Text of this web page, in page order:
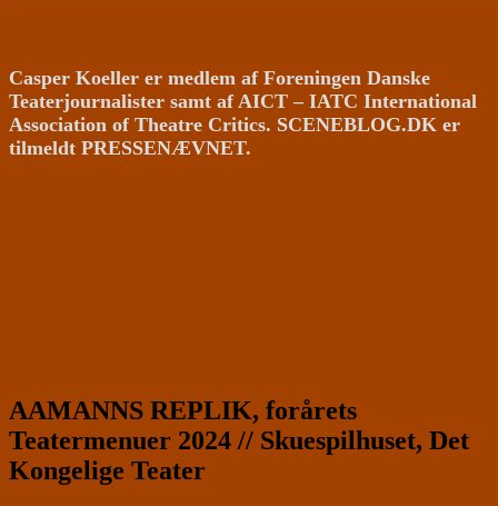
Casper Koeller er medlem af Foreningen Danske
Teaterjournalister samt af AICT – IATC International
Association of Theatre Critics. SCENEBLOG.DK er
tilmeldt PRESSENÆVNET.
AAMANNS REPLIK, forårets
Teatermenuer 2024 // Skuespilhuset, Det
Kongelige Teater